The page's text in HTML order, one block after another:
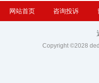
网站首页 咨询投诉
Copyright ©2028